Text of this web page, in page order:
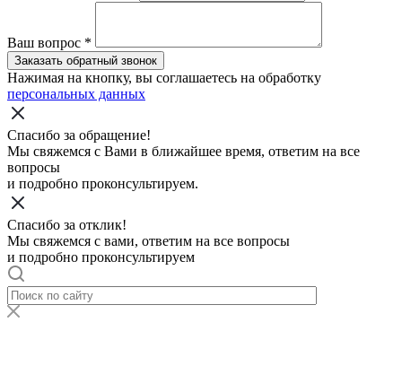
Ваш вопрос *
Заказать обратный звонок
Нажимая на кнопку, вы соглашаетесь на обработку
персональных данных
Спасибо за обращение!
Мы свяжемся с Вами в ближайшее время, ответим на все
вопросы
и подробно проконсультируем.
Спасибо за отклик!
Мы свяжемся с вами, ответим на все вопросы
и подробно проконсультируем